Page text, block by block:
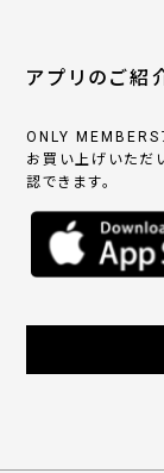
アプリのご紹
ONLY MEMBERS
お買い上げいただ
認できます。